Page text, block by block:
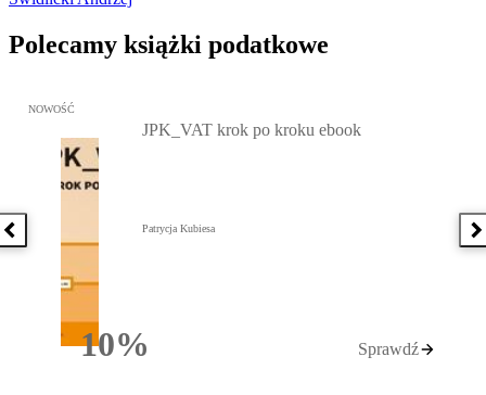
Polecamy książki podatkowe
Poprzednia książka
Przejdź do: JPK_VAT krok po kroku ebook, Patrycja Kubiesa -
NOWOŚĆ
10%Rabatu
JPK_VAT krok po kroku ebook
Patrycja Kubiesa
Sprawdź